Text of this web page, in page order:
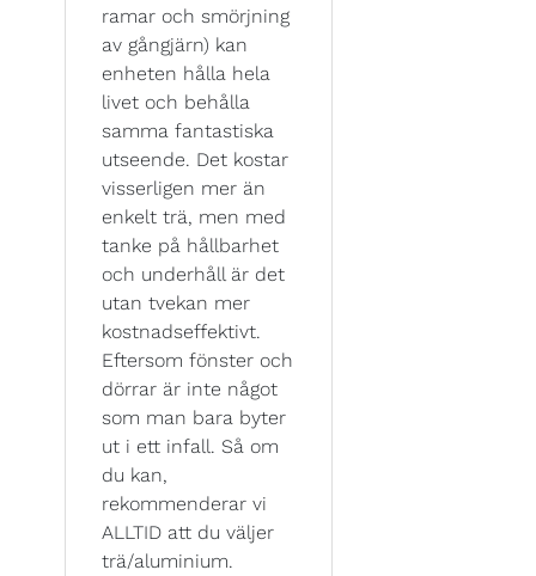
ramar och smörjning
av gångjärn) kan
enheten hålla hela
livet och behålla
samma fantastiska
utseende. Det kostar
visserligen mer än
enkelt trä, men med
tanke på hållbarhet
och underhåll är det
utan tvekan mer
kostnadseffektivt.
Eftersom fönster och
dörrar är inte något
som man bara byter
ut i ett infall. Så om
du kan,
rekommenderar vi
ALLTID att du väljer
trä/aluminium.